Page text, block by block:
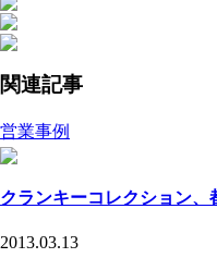
関連記事
営業事例
クランキーコレクション、
2013.03.13